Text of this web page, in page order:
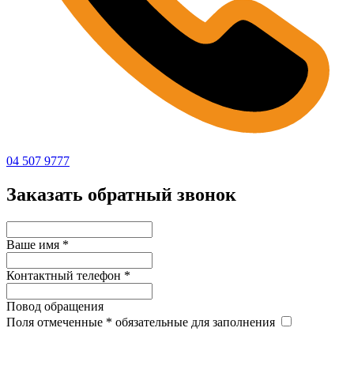
04 507 9777
Заказать обратный звонок
Ваше имя *
Контактный телефон *
Повод обращения
Поля отмеченные * обязательные для заполнения